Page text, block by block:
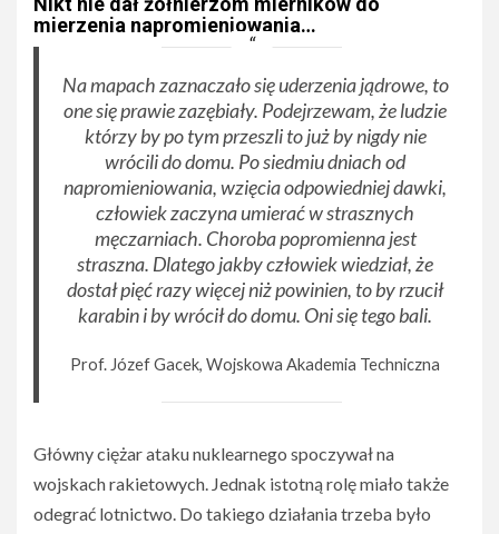
mierzenia napromieniowania…
Na mapach zaznaczało się uderzenia jądrowe, to
one się prawie zazębiały. Podejrzewam, że ludzie
którzy by po tym przeszli to już by nigdy nie
wrócili do domu. Po siedmiu dniach od
napromieniowania, wzięcia odpowiedniej dawki,
człowiek zaczyna umierać w strasznych
męczarniach. Choroba popromienna jest
straszna. Dlatego jakby człowiek wiedział, że
dostał pięć razy więcej niż powinien, to by rzucił
karabin i by wrócił do domu. Oni się tego bali.
Prof. Józef Gacek, Wojskowa Akademia Techniczna
Główny ciężar ataku nuklearnego spoczywał na
wojskach rakietowych. Jednak istotną rolę miało także
odegrać lotnictwo. Do takiego działania trzeba było